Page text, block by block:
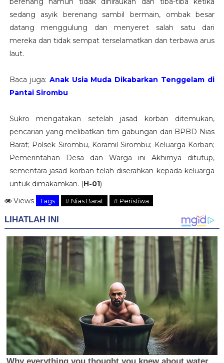
sedang asyik berenang sambil bermain, ombak besar
datang menggulung dan menyeret salah satu dari
mereka dan tidak sempat terselamatkan dan terbawa arus
laut.
Baca juga: Anak Usia Muda Dikabarkan Tenggelam di
Pantai Sirombu
Sukro mengatakan setelah jasad korban ditemukan,
pencarian yang melibatkan tim gabungan dari BPBD Nias
Barat; Polsek Sirombu, Koramil Sirombu; Keluarga Korban;
Pemerintahan Desa dan Warga ini Akhirnya ditutup,
sementara jasad korban telah diserahkan kepada keluarga
untuk dimakamkan. (H-01)
Views
Tags # Nias Barat # Peristiwa